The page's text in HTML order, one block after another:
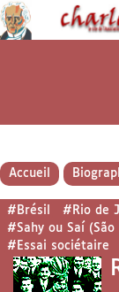
Accueil
#Brésil
#Rio de
#Sahy ou Saí (São
#Essai sociétaire